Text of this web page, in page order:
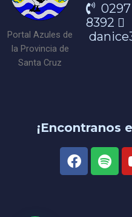
Portal Azules de
la Provincia de
Santa Cruz
0297
8392
¡Encontranos